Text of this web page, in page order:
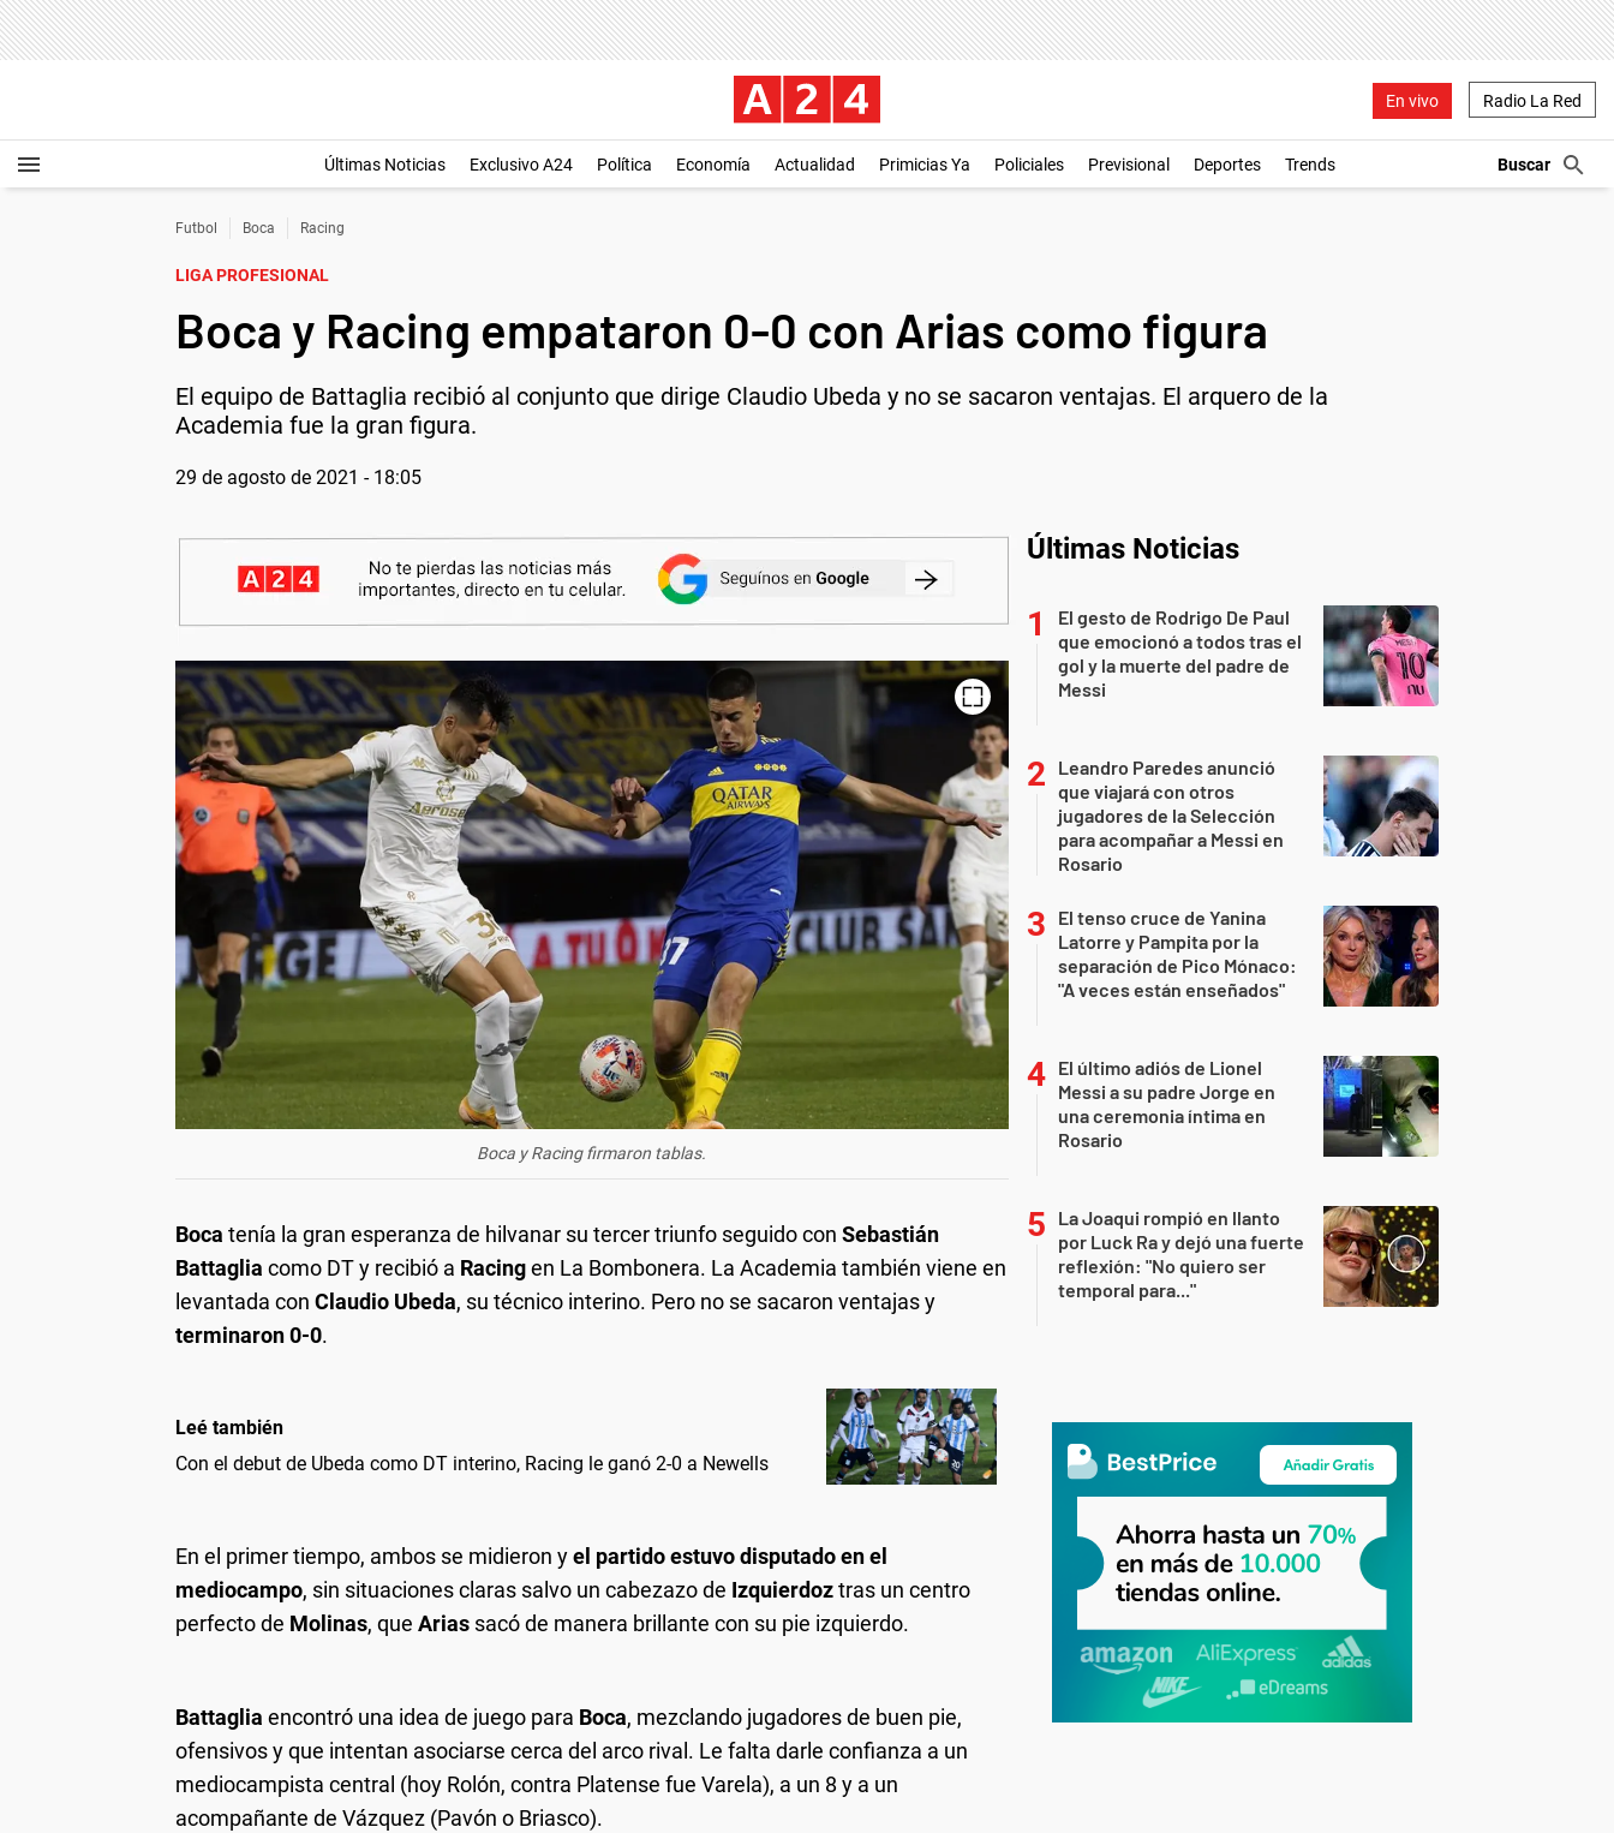
En vivo Radio La Red
Últimas Noticias Exclusivo A24 Política Economía Actualidad Primicias Ya Policiales Previsional Deportes Trends
Futbol Boca Racing
LIGA PROFESIONAL
Boca y Racing empataron 0-0 con Arias como figura
El equipo de Battaglia recibió al conjunto que dirige Claudio Ubeda y no se sacaron ventajas. El arquero de la
Academia fue la gran figura.
29 de agosto de 2021 - 18:05
Boca y Racing firmaron tablas.
Boca tenía la gran esperanza de hilvanar su tercer triunfo seguido con Sebastián
Battaglia como DT y recibió a Racingen La Bombonera. La Academia también viene en
levantada con Claudio Ubeda, su técnico interino. Pero no se sacaron ventajas y
terminaron 0-0.
Leé también
Con el debut de Ubeda como DT interino, Racing le ganó 2-0 a Newells
En el primer tiempo, ambos se midieron yel partido estuvo disputado en el
mediocampo, sin situaciones claras salvo un cabezazo de Izquierdoztras un centro
perfecto de Molinas, que Arias sacó de manera brillante con su pie izquierdo.
Battaglia encontró una idea de juego para Boca, mezclando jugadores de buen pie,
ofensivos y que intentan asociarse cerca del arco rival. Le falta darle confianza a un
mediocampista central (hoy Rolón, contra Platense fue Varela), a un 8 y a un
acompañante de Vázquez (Pavón o Briasco).
Últimas Noticias
El gesto de Rodrigo De Paul
que emocionó a todos tras el
gol y la muerte del padre de
Messi
Leandro Paredes anunció
que viajará con otros
jugadores de la Selección
para acompañar a Messi en
Rosario
El tenso cruce de Yanina
Latorre y Pampita por la
separación de Pico Mónaco:
"A veces están enseñados"
El último adiós de Lionel
Messi a su padre Jorge en
una ceremonia íntima en
Rosario
La Joaqui rompió en llanto
por Luck Ra y dejó una fuerte
reflexión: "No quiero ser
temporal para..."